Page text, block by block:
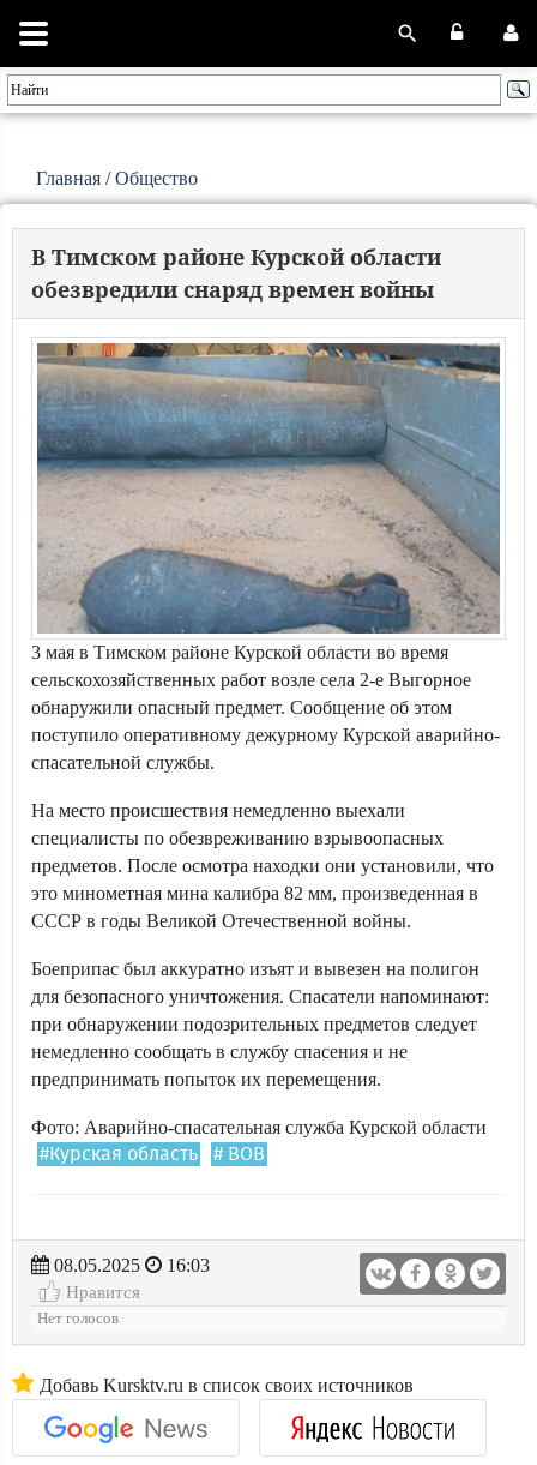
Главная /Общество
В Тимском районе Курской области
обезвредили снаряд времен войны
3 мая в Тимском районе Курской области во время
сельскохозяйственных работ возле села 2-е Выгорное
обнаружили опасный предмет. Сообщение об этом
поступило оперативному дежурному Курской аварийно-
спасательной службы.
На место происшествия немедленно выехали
специалисты по обезвреживанию взрывоопасных
предметов. После осмотра находки они установили, что
это минометная мина калибра 82 мм, произведенная в
СССР в годы Великой Отечественной войны.
Боеприпас был аккуратно изъят и вывезен на полигон
для безопасного уничтожения. Спасатели напоминают:
при обнаружении подозрительных предметов следует
немедленно сообщать в службу спасения и не
предпринимать попыток их перемещения.
Фото: Аварийно-спасательная служба Курской области
#Курская область # ВОВ
08.05.2025
16:03
Нравится
Нет голосов
Добавь Kursktv.ru в список своих источников